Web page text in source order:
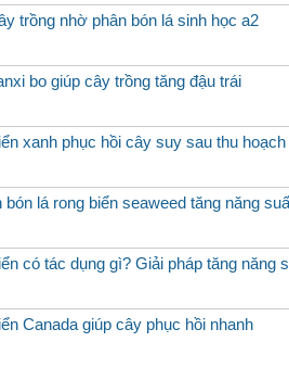
trồng nhờ phân bón lá sinh học a2
bo giúp cây trồng tăng đậu trái
xanh phục hồi cây suy sau thu hoạch
bón lá rong biển seaweed tăng năng
có tác dụng gì? Giải pháp tăng năng
Canada giúp cây phục hồi nhanh